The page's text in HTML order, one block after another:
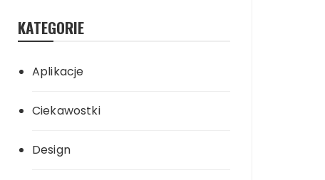
KATEGORIE
Aplikacje
Ciekawostki
Design